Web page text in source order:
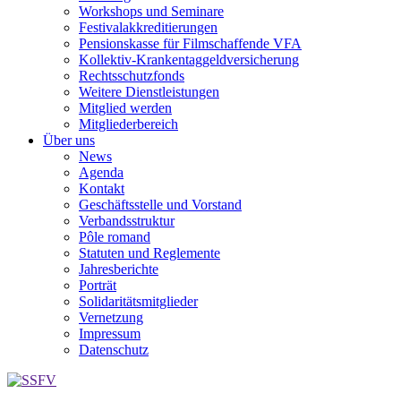
Workshops und Seminare
Festivalakkreditierungen
Pensionskasse für Filmschaffende VFA
Kollektiv-Krankentaggeldversicherung
Rechtsschutzfonds
Weitere Dienstleistungen
Mitglied werden
Mitgliederbereich
Über uns
News
Agenda
Kontakt
Geschäftsstelle und Vorstand
Verbandsstruktur
Pôle romand
Statuten und Reglemente
Jahresberichte
Porträt
Solidaritätsmitglieder
Vernetzung
Impressum
Datenschutz